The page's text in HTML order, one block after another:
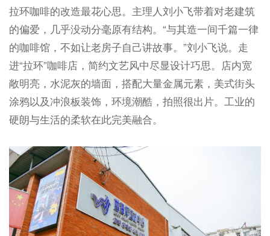
拉环咖啡的改造最花心思。主理人刘小飞带着对老建筑
的偏爱，几乎没动分毫原有结构。“与其造一间千篇一律
的咖啡馆，不如让老房子自己讲故事。”刘小飞说。走
进“拉环”咖啡店，简约文艺风中尽显设计巧思。店内宽
敞明亮，水泥灰的墙面，搭配大量金属元素，美式街头
涂鸦以及冲浪板装饰，环境潮酷，拍照很出片。工业的
硬朗与生活的柔软在此完美融合。